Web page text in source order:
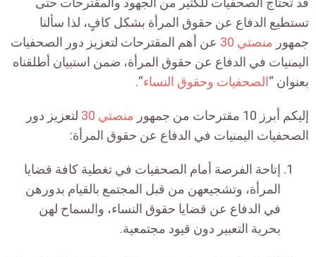
تستطيع الدفاع عن حقوق المرأة بشكل كافٍ، لذا سألنا
جمهور منصتي 30
عن أهم المقترحات لتعزيز دور الصحفيات
اليمنيات في الدفاع عن حقوق المرأة، ضمن استبيان أطلقناه
بعنوان “الصحفيات وحقوق النساء“.
إليكم أبرز 10 مقترحات من جمهور منصتي 30
لتعزيز دور
الصحفيات اليمنيات في الدفاع عن حقوق المرأة:
إتاحة الفرصة أمام الصحفيات في تغطية كافة قضايا
المرأة، وتشجيعهن من قبل المجتمع بالقيام بدورهن
في الدفاع عن قضايا حقوق النساء، والسماح لهن
بحرية التعبير دون قيود مجتمعية.